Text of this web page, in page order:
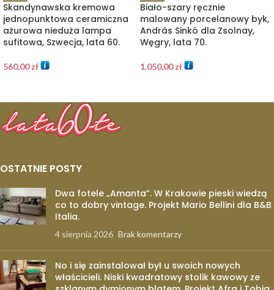
Skandynawska kremowa
jednopunktowa ceramiczna
ażurowa nieduża lampa
sufitowa, Szwecja, lata 60.
560,00zł
Biało-szary ręcznie
malowany porcelanowy byk,
András Sinkó dla Zsolnay,
Węgry, lata 70.
1.050,00zł
OSTATNIE POSTY
Dwa fotele „Amanta”. W Krakowie pieski wiedzą
co to dobry vintage. Projekt Mario Bellini dla B&B
Italia.
4 sierpnia 2026 Brak komentarzy
No i się zainstalował był u swoich nowych
właścicieli. Niski kwadratowy stolik kawowy ze